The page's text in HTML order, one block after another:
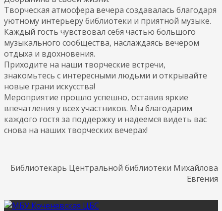
Творческая атмосфера вечера создавалась благодаря
уютному интерьеру библиотеки и приятной музыке.
Каждый гость чувствовал себя частью большого
музыкального сообщества, наслаждаясь вечером
отдыха и вдохновения.
Приходите на наши творческие встречи,
знакомьтесь с интересными людьми и открывайте
новые грани искусства!
Мероприятие прошло успешно, оставив яркие
впечатления у всех участников. Мы благодарим
каждого гостя за поддержку и надеемся видеть вас
снова на наших творческих вечерах!
Библиотекарь Центральной библиотеки Михайлова
Евгения